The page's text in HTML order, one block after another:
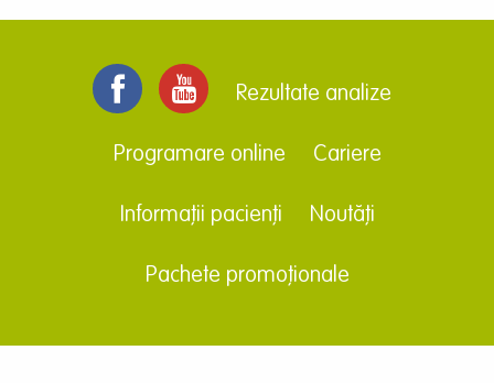
Rezultate analize
Programare online Cariere
Informații pacienți Noutăți
Pachete promoționale